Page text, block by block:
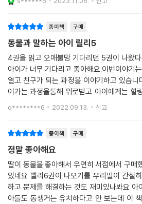
띄는지 서점
종이책 구매
동물과 말하는 아이 릴리5
4권을 읽고 오매불망 기다리던 5권이 나왔
아이가 너무 기다리고 좋아해요.이번이야기
열고 친구가 되는 과정을 이야기하고 있습니다. 동물과 진정한 친구
어가는 과정을통해 위로받고 아이에게는 힐
물들에게 인기가 많은 릴리처럼 자신도 동물
동물과 친구로 지내
q********6 2022.09.13. 신고
종이책 구매
정말 좋아해요
딸이 동물을 좋아해서 우연히 서점에서 구매
있네요 빨리6권이 나오기를 우리딸이 간절히 비라고
하고 문제를 해결하는 것도 재미있나봐요 아
아들도 동생거는 유치하다고 안 보는데 이